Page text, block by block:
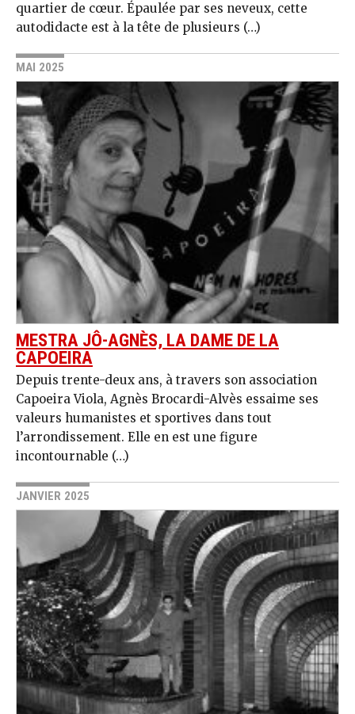
quartier de cœur. Épaulée par ses neveux, cette
autodidacte est à la tête de plusieurs (…)
MAI 2025
MESTRA JÔ-AGNÈS, LA DAME DE LA
CAPOEIRA
Depuis trente-deux ans, à travers son association
Capoeira Viola, Agnès Brocardi-Alvès essaime ses
valeurs humanistes et sportives dans tout
l’arrondissement. Elle en est une figure
incontournable (…)
JANVIER 2025